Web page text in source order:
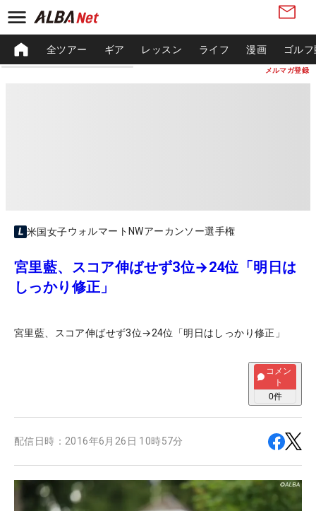
メルマガ登録
全ツアー ギア レッスン ライフ 漫画 ゴル
米国女子ウォルマートNWアーカンソー選手権
宮里藍、スコア伸ばせず3位→24位「明日は
しっかり修正」
宮里藍、スコア伸ばせず3位→24位「明日はしっかり修正」
コメン
ト
0件
配信日時： 2016年6月26日 10時57分